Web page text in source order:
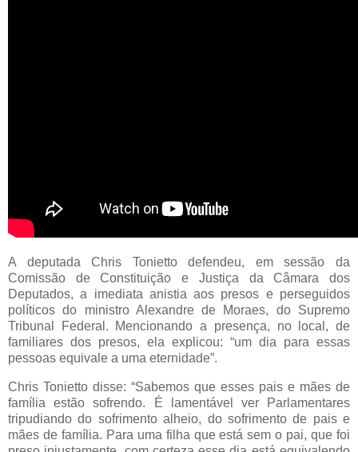
A deputada Chris Tonietto defendeu, em sessão da
Comissão de Constituição e Justiça da Câmara dos
Deputados, a imediata anistia aos presos e perseguidos
políticos do ministro Alexandre de Moraes, do Supremo
Tribunal Federal. Mencionando a presença, no local, de
familiares dos presos, ela explicou: “um dia para essas
pessoas equivale a uma eternidade”.
Chris Tonietto disse: “Sabemos que esses pais e mães de
família estão sofrendo. É lamentável ver Parlamentares
tripudiando do sofrimento alheio, do sofrimento de pais e
mães de família. Para uma filha que está sem o pai, que foi